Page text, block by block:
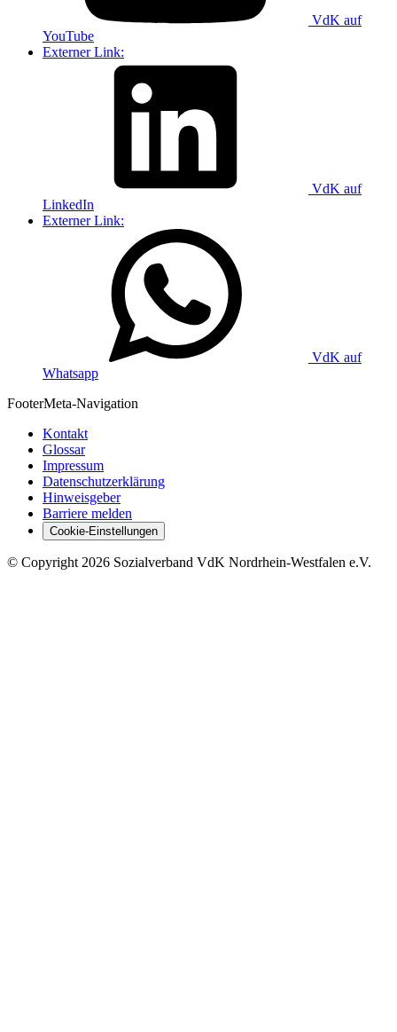
VdK auf
YouTube
Externer Link:
VdK auf
LinkedIn
Externer Link:
VdK auf
Whatsapp
FooterMeta-Navigation
Kontakt
Glossar
Impressum
Datenschutzerklärung
Hinweisgeber
Barriere melden
Cookie-Einstellungen
© Copyright 2026 Sozialverband VdK Nordrhein-Westfalen e.V.